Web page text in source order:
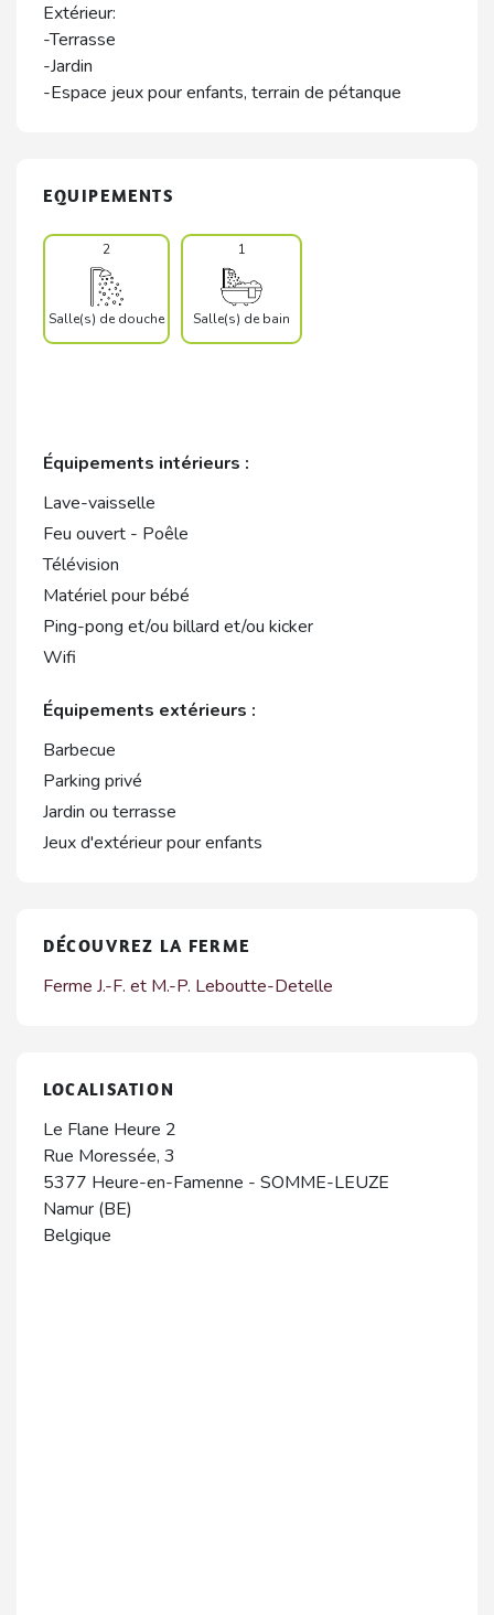
Extérieur:
-Terrasse
-Jardin
-Espace jeux pour enfants, terrain de pétanque
EQUIPEMENTS
2
Salle(s) de douche
1
Salle(s) de bain
Équipements intérieurs :
Lave-vaisselle
Feu ouvert - Poêle
Télévision
Matériel pour bébé
Ping-pong et/ou billard et/ou kicker
Wifi
Équipements extérieurs :
Barbecue
Parking privé
Jardin ou terrasse
Jeux d'extérieur pour enfants
DÉCOUVREZ LA FERME
Ferme J.-F. et M.-P. Leboutte-Detelle
LOCALISATION
Le Flane Heure 2
Rue Moressée, 3
5377 Heure-en-Famenne - SOMME-LEUZE
Namur (BE)
Belgique